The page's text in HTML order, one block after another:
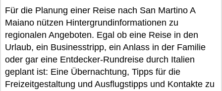
Für die Planung einer Reise nach San Martino A
Maiano nützen Hintergrundinformationen zu
regionalen Angeboten. Egal ob eine Reise in den
Urlaub, ein Businesstripp, ein Anlass in der Familie
oder gar eine Entdecker-Rundreise durch Italien
geplant ist: Eine Übernachtung, Tipps für die
Freizeitgestaltung und Ausflugstipps und Kontakte zu